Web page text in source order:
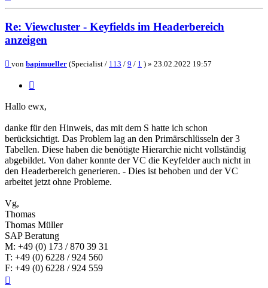
Re: Viewcluster - Keyfields im Headerbereich
anzeigen
Beitrag
von bapimueller (Specialist / 113 / 9 / 1 ) » 23.02.2022 19:57
Hallo ewx,
danke für den Hinweis, das mit dem S hatte ich schon
berücksichtigt. Das Problem lag an den Primärschlüsseln der 3
Tabellen. Diese haben die benötigte Hierarchie nicht vollständig
abgebildet. Von daher konnte der VC die Keyfelder auch nicht in
den Headerbereich generieren. - Dies ist behoben und der VC
arbeitet jetzt ohne Probleme.
Vg,
Thomas
Thomas Müller
SAP Beratung
M: +49 (0) 173 / 870 39 31
T: +49 (0) 6228 / 924 560
F: +49 (0) 6228 / 924 559